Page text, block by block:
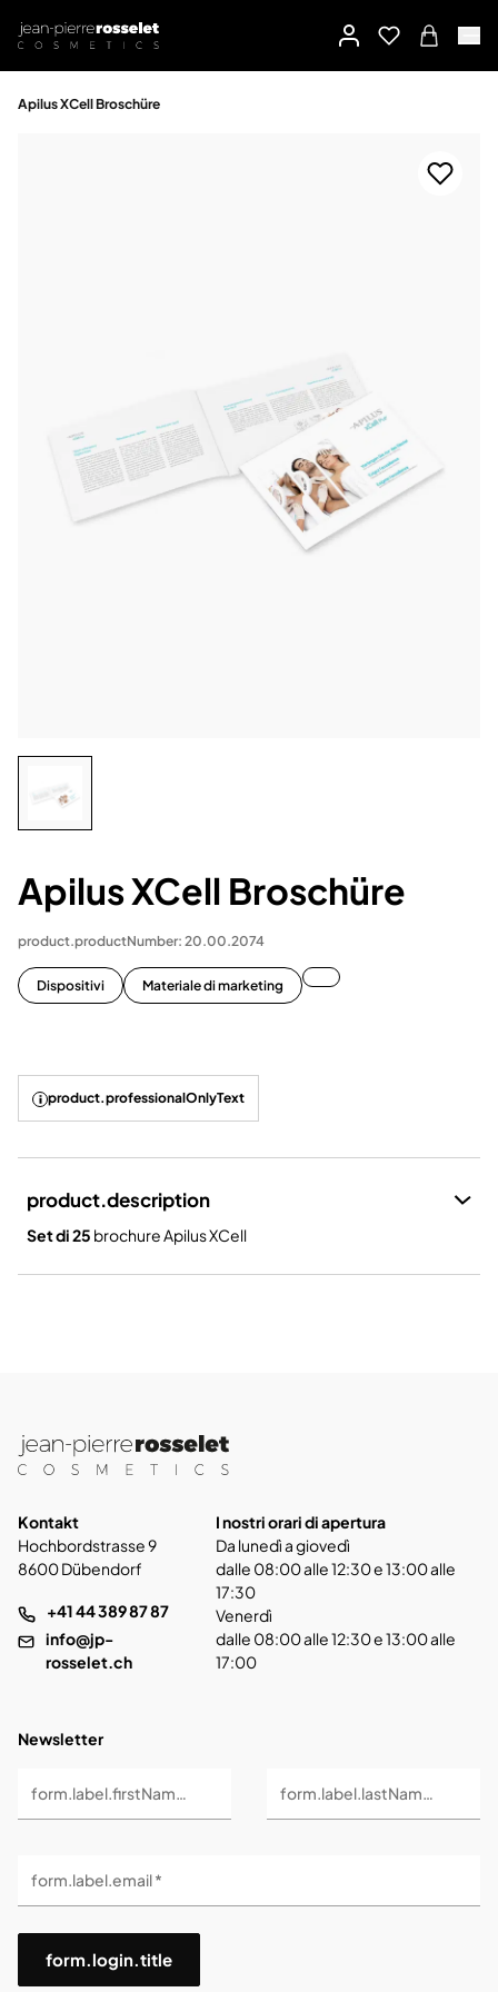
Apilus XCell Broschüre
Apilus XCell Broschüre
product.productNumber: 20.00.2074
Dispositivi Materiale di marketing
product.professionalOnlyText
product.description
Set di 25 brochure Apilus XCell
Kontakt
Hochbordstrasse 9
8600 Dübendorf
+41 44 389 87 87
info@jp-
rosselet.ch
I nostri orari di apertura
Da lunedì a giovedì
dalle 08:00 alle 12:30 e 13:00 alle
17:30
Venerdì
dalle 08:00 alle 12:30 e 13:00 alle
17:00
Newsletter
form.label.firstName * form.label.lastName *
form.label.email *
form.login.title